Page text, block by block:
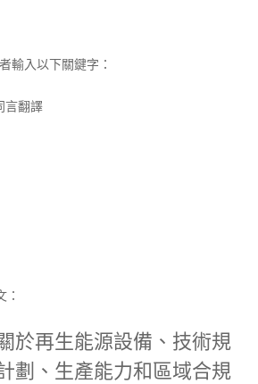
輸入以下關鍵字：
言翻譯
於再生能源設備、技術規
劃、生產能力和區域合規